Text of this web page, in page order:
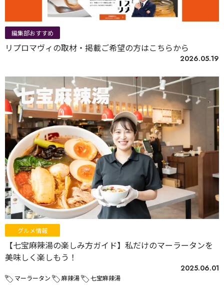
編集部おすすめ
リプロマヴィの取材・掲載ご希望の方はこちらから
2026.05.19
グルメ情報
【七宝麻辣湯の楽しみ方ガイド】私だけのマーラータンを
美味しく楽しもう！
2025.06.01
マーラータン 麻辣湯 七宝麻辣湯